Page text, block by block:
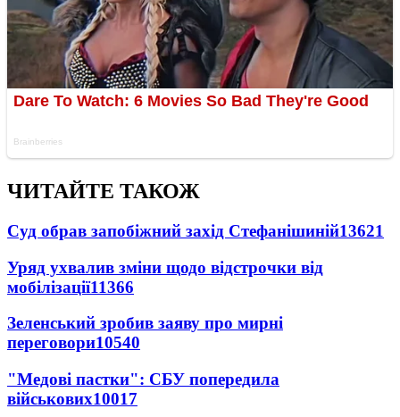
ЧИТАЙТЕ ТАКОЖ
Суд обрав запобіжний захід Стефанішиній13621
Уряд ухвалив зміни щодо відстрочки від
мобілізації11366
Зеленський зробив заяву про мирні
переговори10540
"Медові пастки": СБУ попередила
військових10017